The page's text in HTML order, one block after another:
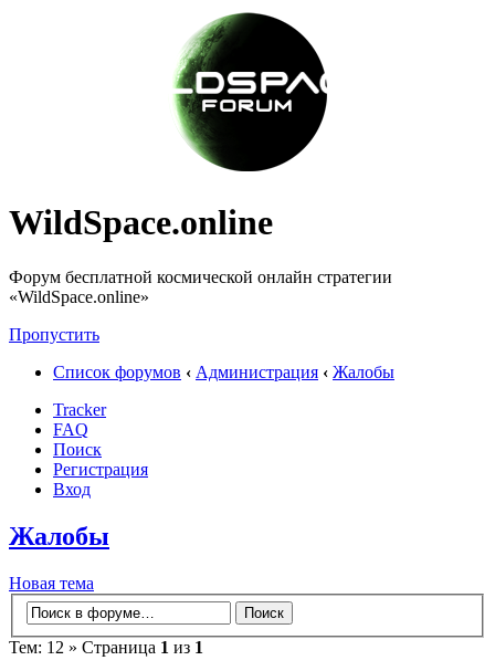
WildSpace.online
Форум бесплатной космической онлайн стратегии
«WildSpace.online»
Пропустить
Список форумов ‹ Администрация ‹ Жалобы
Tracker
FAQ
Поиск
Регистрация
Вход
Жалобы
Новая тема
Тем: 12 » Страница 1 из 1